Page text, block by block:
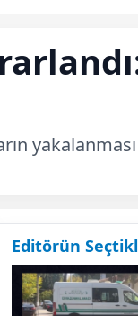
Editörün